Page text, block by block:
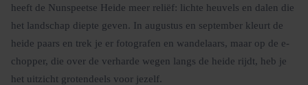
heeft de Nunspeetse Heide meer reliëf: lichte heuvels en dalen die
het landschap diepte geven. In augustus en september kleurt de
heide paars en trek je er fotografen en wandelaars, maar op de e-
chopper, die over de verharde wegen langs de heide rijdt, heb je
het uitzicht grotendeels voor jezelf.